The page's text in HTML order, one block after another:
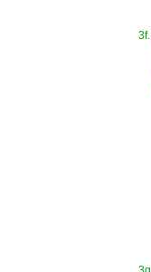
3f.